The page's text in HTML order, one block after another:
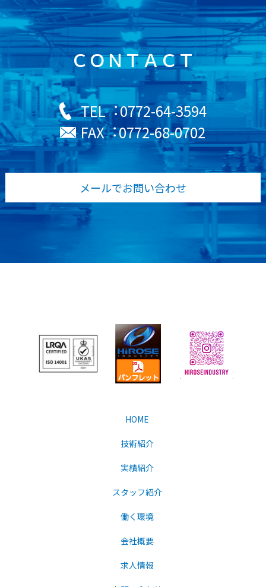
ＣＯＮＴＡＣＴ
TEL︓0772-64-3594
FAX︓0772-68-0702
メールでお問い合わせ
HOME
技術紹介
実績紹介
スタッフ紹介
働く環境
会社概要
求人情報